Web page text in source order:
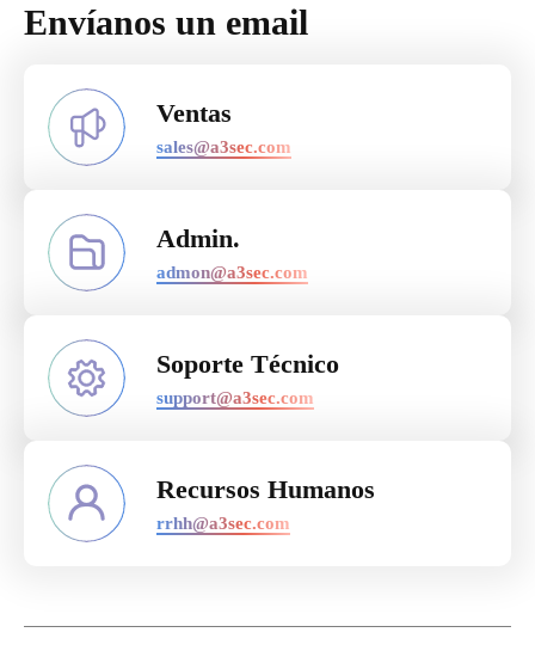
Envíanos un email
Ventas
sales@a3sec.com
Admin.
admon@a3sec.com
Soporte Técnico
support@a3sec.com
Recursos Humanos
rrhh@a3sec.com